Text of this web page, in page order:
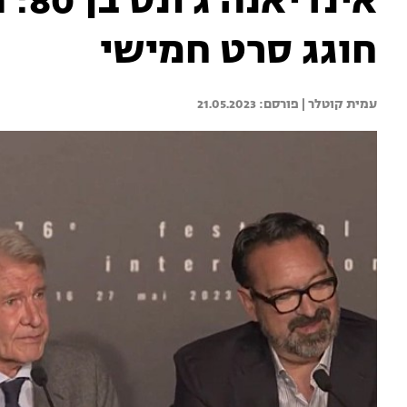
חוגג סרט חמישי
עמית קוטלר | 21.05.2023